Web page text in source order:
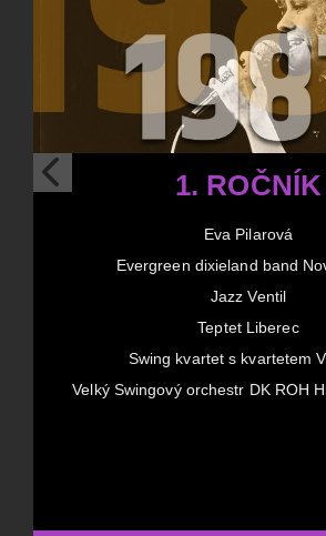
1. ROČNÍK
Eva Pilarová
Evergreen dixieland band
Jazz Ventil
Teptet Liberec
Swing kvartet s kvartetem
Velký Swingový orchestr DK ROH